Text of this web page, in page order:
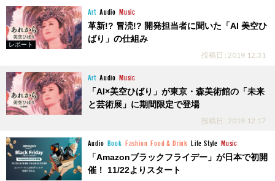
レポート
Art Audio Music
革新!? 冒涜!? 開発担当者に聞いた「AI 美空ひ
ばり」の仕組み
投稿日 : 2019.12.31
Art Audio Music
「AI×美空ひばり」が東京・森美術館の「未来
と芸術展」に期間限定で登場
投稿日 : 2019.12.17
Audio Book Fashion Food & Drink Life Style Music
「Amazonブラックフライデー」が日本で初開
催！ 11/22よりスタート